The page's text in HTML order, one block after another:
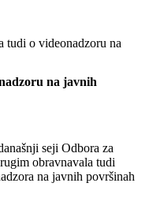
tudi o videonadzoru na
na javnih
seji Odbora za
obravnavala tudi
na javnih površinah